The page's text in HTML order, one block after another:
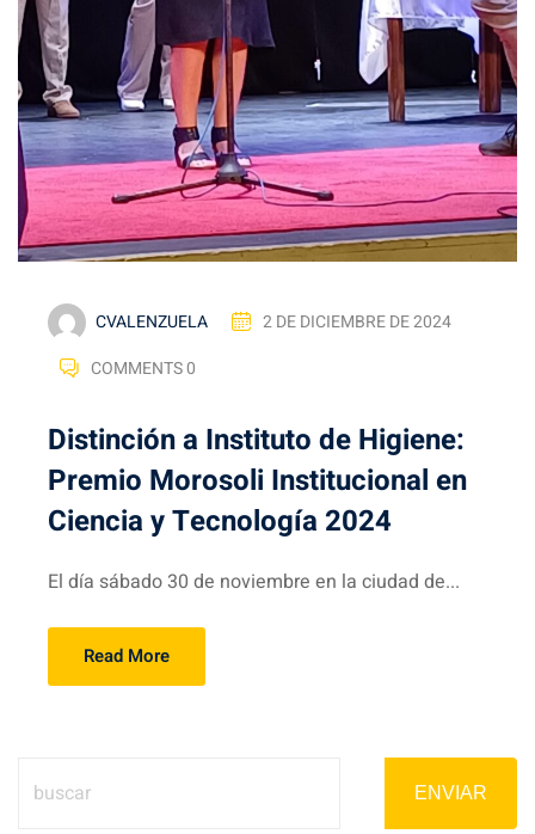
CVALENZUELA
2 DE DICIEMBRE DE 2024
COMMENTS 0
Distinción a Instituto de Higiene:
Premio Morosoli Institucional en
Ciencia y Tecnología 2024
El día sábado 30 de noviembre en la ciudad de...
Read More
ENVIAR